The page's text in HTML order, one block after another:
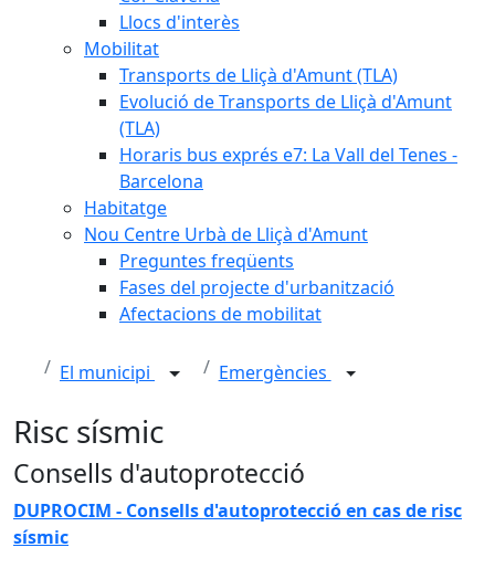
Llocs d'interès
Mobilitat
Transports de Lliçà d'Amunt (TLA)
Evolució de Transports de Lliçà d'Amunt
(TLA)
Horaris bus exprés e7: La Vall del Tenes -
Barcelona
Habitatge
Nou Centre Urbà de Lliçà d'Amunt
Preguntes freqüents
Fases del projecte d'urbanització
Afectacions de mobilitat
El municipi Emergències
Risc sísmic
Consells d'autoprotecció
DUPROCIM - Consells d'autoprotecció en cas de risc
sísmic